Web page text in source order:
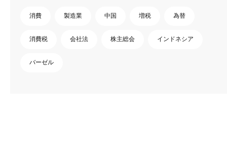
消費 製造業 中国 増税 為替
消費税 会社法 株主総会 インドネシア
バーゼル